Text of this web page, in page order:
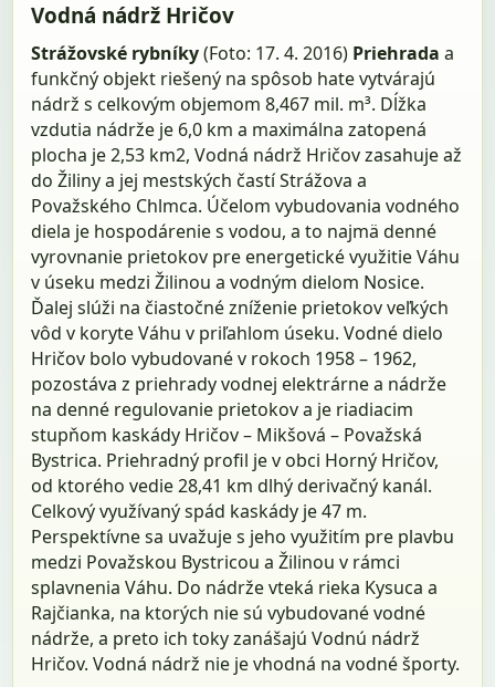
Vodná nádrž Hričov
Strážovské rybníky(Foto: 17. 4. 2016) Priehrada a
funkčný objekt riešený na spôsob hate vytvárajú
nádrž s celkovým objemom 8,467 mil. m³. Dĺžka
vzdutia nádrže je 6,0 km a maximálna zatopená
plocha je 2,53 km2, Vodná nádrž Hričov zasahuje až
do Žiliny a jej mestských častí Strážova a
Považského Chlmca. Účelom vybudovania vodného
diela je hospodárenie s vodou, a to najmä denné
vyrovnanie prietokov pre energetické využitie Váhu
v úseku medzi Žilinou a vodným dielom Nosice.
Ďalej slúži na čiastočné zníženie prietokov veľkých
vôd v koryte Váhu v priľahlom úseku. Vodné dielo
Hričov bolo vybudované v rokoch 1958 – 1962,
pozostáva z priehrady vodnej elektrárne a nádrže
na denné regulovanie prietokov a je riadiacim
stupňom kaskády Hričov – Mikšová – Považská
Bystrica. Priehradný profil je v obci Horný Hričov,
od ktorého vedie 28,41 km dlhý derivačný kanál.
Celkový využívaný spád kaskády je 47 m.
Perspektívne sa uvažuje s jeho využitím pre plavbu
medzi Považskou Bystricou a Žilinou v rámci
splavnenia Váhu. Do nádrže vteká rieka Kysuca a
Rajčianka, na ktorých nie sú vybudované vodné
nádrže, a preto ich toky zanášajú Vodnú nádrž
Hričov. Vodná nádrž nie je vhodná na vodné športy.